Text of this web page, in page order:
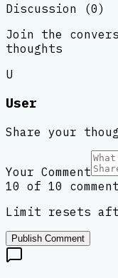
Discussion (0)
Join the
thoughts
U
User
Share your
Your Comment
10 of 10
Limit resets
Publish Comment